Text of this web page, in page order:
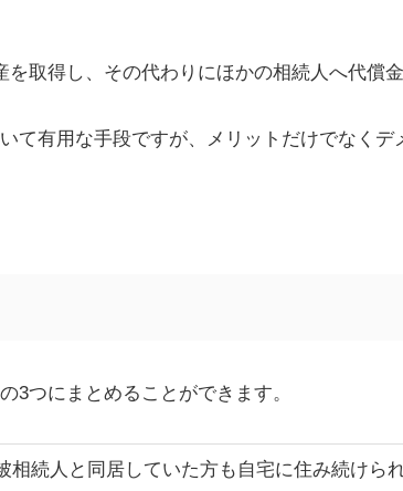
取得し、その代わりにほかの相続人へ代償
て有用な手段ですが、メリットだけでなくデ
3つにまとめることができます。
相続人と同居していた方も自宅に住み続けら